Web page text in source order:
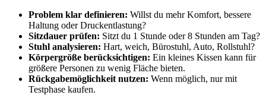
Problem klar definieren: Willst du mehr Komfort, bessere
Haltung oder Druckentlastung?
Sitzdauer prüfen: Sitzt du 1 Stunde oder 8 Stunden am Tag?
Stuhl analysieren: Hart, weich, Bürostuhl, Auto, Rollstuhl?
Körpergröße berücksichtigen: Ein kleines Kissen kann für
größere Personen zu wenig Fläche bieten.
Rückgabemöglichkeit nutzen: Wenn möglich, nur mit
Testphase kaufen.